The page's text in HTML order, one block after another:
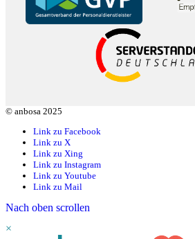
© anbosa 2025
Link zu Facebook
Link zu X
Link zu Xing
Link zu Instagram
Link zu Youtube
Link zu Mail
Nach oben scrollen
×